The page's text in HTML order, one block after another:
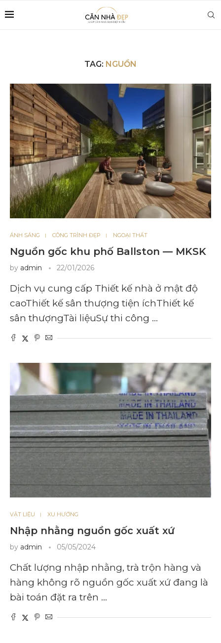
TAG: NGUỒN
ÁNH SÁNG CÔNG TRÌNH ĐẸP NGOẠI THẤT
Nguồn gốc khu phố Ballston — MKSK
by admin 22/01/2026
Dịch vụ cung cấp Thiết kế nhà ở mật độ
caoThiết kế sân thượng tiện íchThiết kế
sân thượngTài liệuSự thi công …
VẬT LIỆU XU HƯỚNG
Nhập nhằng nguồn gốc xuất xứ
by admin 05/05/2024
Chất lượng nhập nhằng, trà trộn hàng và
hàng không rõ nguồn gốc xuất xứ đang là
bài toán đặt ra trên …